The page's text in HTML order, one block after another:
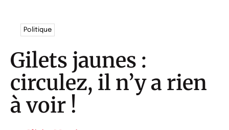
Politique
Gilets jaunes :
circulez, il n’y a rien
à voir !